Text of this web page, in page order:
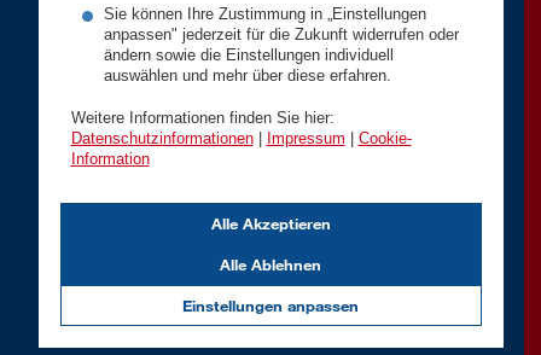
Sie können Ihre Zustimmung in „Einstellungen
anpassen" jederzeit für die Zukunft widerrufen oder
ändern sowie die Einstellungen individuell
auswählen und mehr über diese erfahren.
Weitere Informationen finden Sie hier:
Datenschutzinformationen| Impressum
Cookie-
Information
Einstellungen anpassen
Alle Ablehnen
Alle Akzeptieren